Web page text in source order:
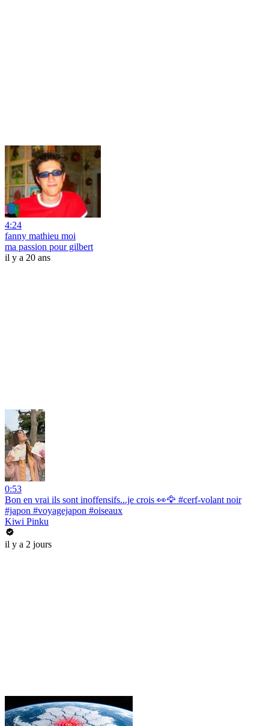
4:24
fanny mathieu moi
ma passion pour gilbert
il y a 20 ans
0:53
Bon en vrai ils sont inoffensifs...je crois 👀🦅 #cerf-volant noir
#japon #voyagejapon #oiseaux
Kiwi Pinku
il y a 2 jours